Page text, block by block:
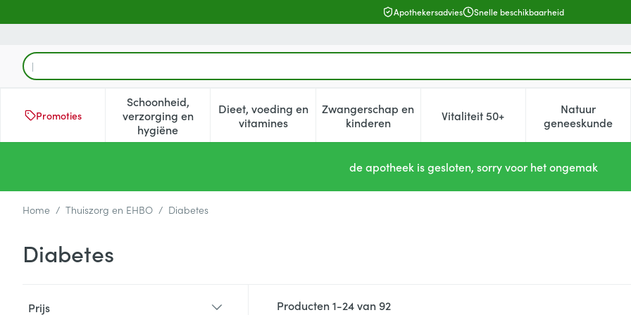
Apothekersadvies Snelle beschikbaarheid
Product, merk, categorie...
Promoties
Schoonheid,
verzorging en
hygiëne
Toon submenu voor Schoonheid, verzorging en hygiëne categorie
Dieet, voeding en
vitaminesToon submenu voor Dieet, voeding en vitamines categorie
Zwangerschap en
kinderenToon submenu voor Zwangerschap en kinderen
Vitaliteit 50+Toon submenu voor Vitaliteit
Natuur
geneeskunde
Toon
de apotheek is gesloten, sorry voor het ongemak
Home / Thuiszorg en EHBO / Diabetes
Diabetes
Prijs
Producten1-24van92